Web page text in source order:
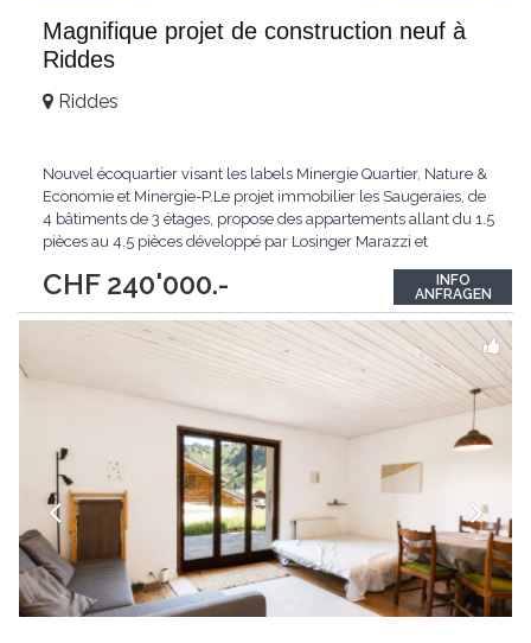
Magnifique projet de construction neuf à
Riddes
CHF 240'000.-
Riddes
Nouvel écoquartier visant les labels Minergie Quartier, Nature &
Economie et Minergie-P.Le projet immobilier les Saugeraies, de
4 bâtiments de 3 étages, propose des appartements allant du 1.5
pièces au 4.5 pièces développé par Losinger Marazzi et
idéale tant pour ceux recherchant un bien pour un
investissement locatif ou comme achat...
INFO
ANFRAGEN